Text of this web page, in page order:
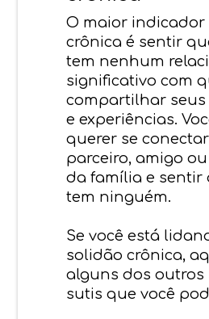
O maior indicador
crônica é sentir
tem nenhum
significativo com
compartilhar seus
e experiências.
querer se
parceiro, amigo
da família e sentir
tem ninguém.
Se você está
solidão crônica,
alguns dos outros
sutis que você